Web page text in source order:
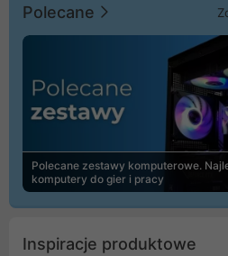
Polecane
Polecane zestawy komputerowe.
komputery do gier i pracy
Inspiracje produktowe